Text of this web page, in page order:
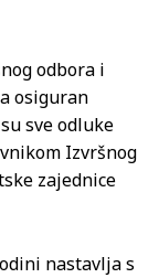
odbora i
osiguran
sve odluke
Izvršnog
zajednice
nastavlja s